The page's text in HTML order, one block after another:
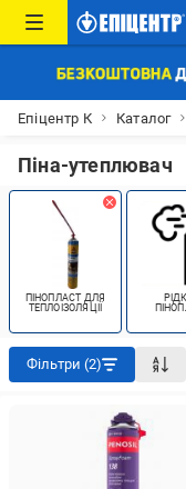
Епіцентр К Каталог
Піна-утеплювач
ПІНОПЛАСТ ДЛЯ
ТЕПЛОІЗОЛЯЦІЇ
Фільтри (2)